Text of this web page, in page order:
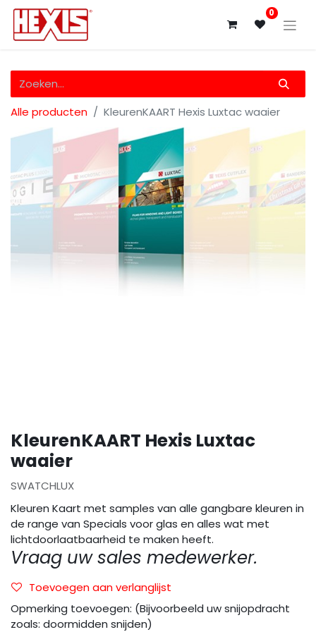
0
Alle producten KleurenKAART Hexis Luxtac waaier
KleurenKAART Hexis Luxtac
waaier
SWATCHLUX
Kleuren Kaart met samples van alle gangbare kleuren in
de range van Specials voor glas en alles wat met
lichtdoorlaatbaarheid te maken heeft.
Vraag uw sales medewerker.
Toevoegen aan verlanglijst
Opmerking toevoegen: (Bijvoorbeeld uw snijopdracht
zoals: doormidden snijden)